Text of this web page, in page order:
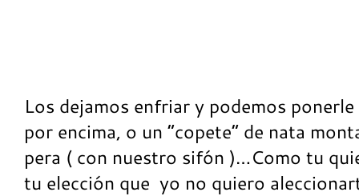
Los dejamos enfriar y podemos
por encima, o un “copete” de nata
pera ( con nuestro sifón )…Como tu
tu elección que yo no quiero